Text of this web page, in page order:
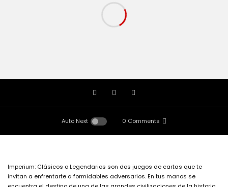
Auto Next 0 Comments
Imperium: Clásicos o Legendarios son dos juegos de cartas que te
invitan a enfrentarte a formidables adversarios. En tus manos se